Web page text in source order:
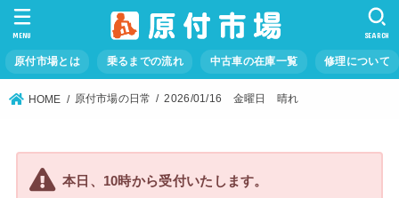
原付市場とは 乗るまでの流れ 中古車の在庫一覧 修理について
SEARCH
MENU
HOME 原付市場の日常 2026/01/16 金曜日 晴れ
本日、10時から受付いたします。